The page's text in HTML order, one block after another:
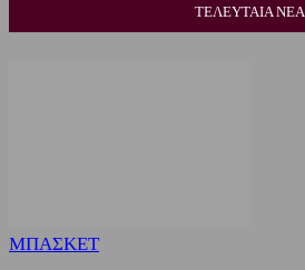
ΤΕΛΕΥΤΑΙΑ ΝΕΑ
ΜΠΑΣΚΕΤ